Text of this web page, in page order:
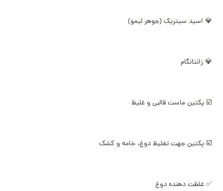
💎 اسید سیتریک (جوهر لیمو)
💎 زانتانگام
☑️ پکتین ماست قالبی و غلیظ
☑️ پکتین جهت تغلیظ دوغ، خامه و کشک
✅ غلظت دهنده دوغ